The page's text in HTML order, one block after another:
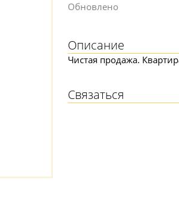
Обновлено
Описание
Чистая продажа.
Связаться